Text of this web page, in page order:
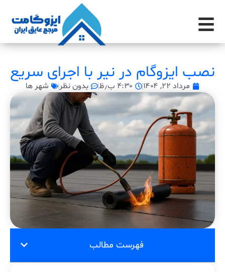
نصب ایزوگام در نیر با اجرای سریع
مرداد ۲۲, ۱۴۰۴ ۴:۳۰ ب٫ظ بدون نظر شهر ها
فهرست مطالب